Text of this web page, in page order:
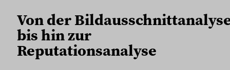
Von der
bis hin zur
Reputationsanalyse